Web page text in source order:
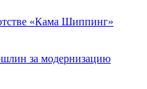
«Кама Шиппинг»
за модернизацию